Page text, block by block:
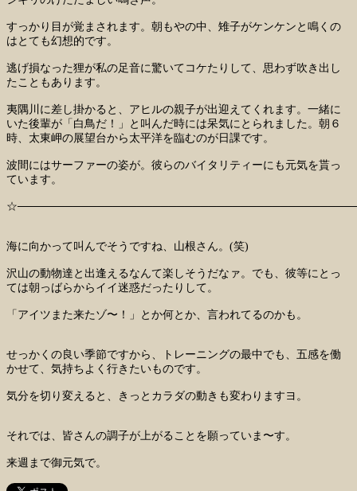
すっかり目が覚まされます。朝もやの中、雉子がケンケンと鳴くの
はとても幻想的です。
逃げ損なった狸が私の足音に驚いてコケたりして、思わず吹き出し
たこともあります。
夷隅川に差し掛かると、アヒルの親子が出迎えてくれます。一緒に
いた後輩が「白鳥だ！」と叫んだ時には呆気にとられました。朝６
時、太東岬の展望台から太平洋を臨むのが日課です。
波間にはサーファーの姿が。彼らのバイタリティーにも元気を貰っ
ています。
海に向かって叫んでそうですね、山根さん。(笑)
沢山の動物達と出逢えるなんて楽しそうだなァ。でも、彼等にとっ
ては朝っばらからイイ迷惑だったりして。
「アイツまた来たゾ〜！」とか何とか、言われてるのかも。
せっかくの良い季節ですから、トレーニングの最中でも、五感を働
かせて、気持ちよく行きたいものです。
気分を切り変えると、きっとカラダの動きも変わりますヨ。
それでは、皆さんの調子が上がることを願っていま〜す。
来週まで御元気で。